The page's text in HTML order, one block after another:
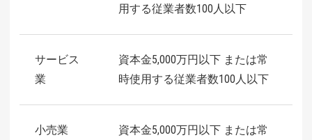
用する従業者数100人以下
サービス
業
資本金5,000万円以下 または常
時使用する従業者数100人以下
小売業
資本金5,000万円以下 または常